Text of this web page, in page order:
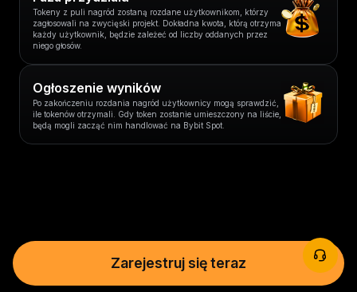
Tokeny z puli nagród zostaną rozdane użytkownikom, którzy
zagłosowali na zwycięski projekt. Dokładna kwota, którą otrzyma
każdy użytkownik, będzie zależeć od liczby oddanych przez
niego głosów.
Ogłoszenie wyników
Po zakończeniu rozdania nagród użytkownicy mogą sprawdzić,
ile tokenów otrzymali. Gdy token zostanie umieszczony na liście,
będą mogli zacząć nim handlować na Bybit Spot.
Zarejestruj się teraz